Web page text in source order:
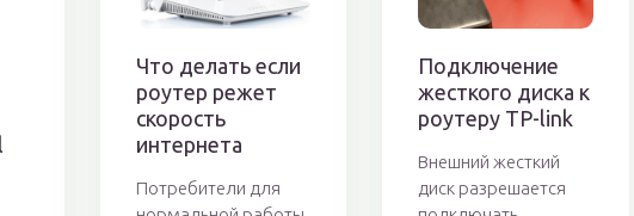
Что делать если
роутер режет
скорость
интернета
Потребители для
Подключение
жесткого диска к
роутеру TP-link
Внешний жесткий
диск разрешается